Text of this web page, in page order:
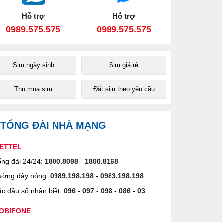
Hỗ trợ
0989.575.575
Hỗ trợ
0989.575.575
Sim ngày sinh Sim giá rẻ
Thu mua sim Đặt sim theo yêu cầu
TỔNG ĐÀI NHÀ MẠNG
đài 24/24: 1800.8098 - 1800.8168
dây nóng: 0989.198.198 - 0983.198.198
đầu số nhận biết: 096 - 097 - 098 - 086 - 03